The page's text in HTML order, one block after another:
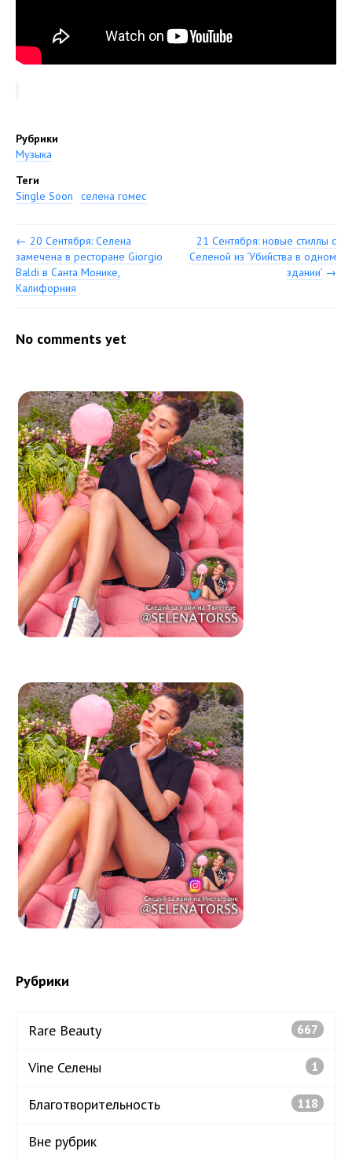
Рубрики
Музыка
Теги
Single Soon
селена гомес
← 20 Сентября: Селена
замечена в ресторане Giorgio
Baldi в Санта Монике,
Калифорния
21 Сентября: новые стиллы с
Селеной из ‘Убийства в одном
здании’ →
No comments yet
Рубрики
Rare Beauty 667
Vine Селены 1
Благотворительность 118
Вне рубрик